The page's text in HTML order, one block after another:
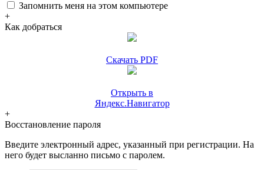
Запомнить меня на этом компьютере
+
Как добраться
Скачать PDF
Открыть в
Яндекс.Навигатор
+
Восстановление пароля
Введите электронный адрес, указанный при регистрации. На
него будет высланно письмо с паролем.